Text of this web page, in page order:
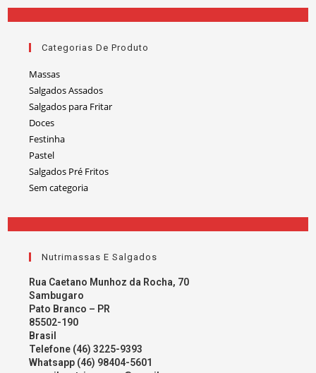
Categorias De Produto
Massas
Salgados Assados
Salgados para Fritar
Doces
Festinha
Pastel
Salgados Pré Fritos
Sem categoria
Nutrimassas E Salgados
Rua Caetano Munhoz da Rocha, 70
Sambugaro
Pato Branco – PR
85502-190
Brasil
Telefone (46) 3225-9393
Whatsapp (46) 98404-5601